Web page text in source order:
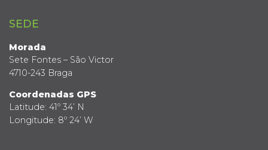
SEDE
Morada
Sete Fontes – São Victor
4710-243 Braga
Coordenadas GPS
Latitude: 41º 34’ N
Longitude: 8º 24’ W